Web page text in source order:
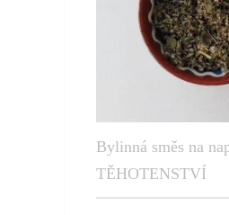
Bylinná směs na
TĚHOTENSTVÍ